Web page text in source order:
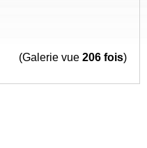
(Galerie vue 206 fois)